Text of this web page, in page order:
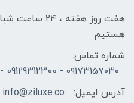
هفت روز هفته
هستیم
شماره تماس:
۰۹۱۷۳۱۵۷۰۳۰ - 09129312300 - 07137742255
آدرس ایمیل:
info@ziluxe.co